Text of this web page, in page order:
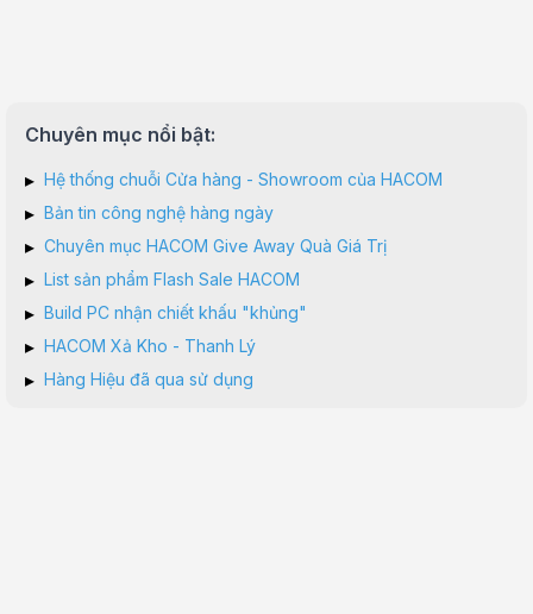
Chuyên mục nổi bật:
▸ Hệ thống chuỗi Cửa hàng - Showroom của HACOM
▸ Bản tin công nghệ hàng ngày
▸ Chuyên mục HACOM Give Away Quà Giá Trị
▸ List sản phẩm Flash Sale HACOM
▸ Build PC nhận chiết khấu "khủng"
▸ HACOM Xả Kho - Thanh Lý
▸ Hàng Hiệu đã qua sử dụng